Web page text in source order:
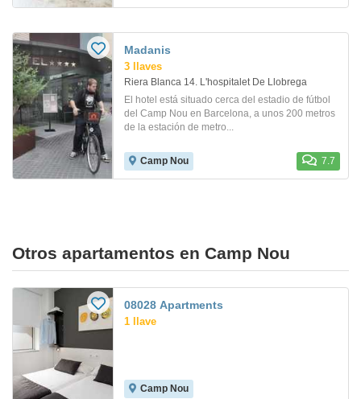
Madanis
3 llaves
Riera Blanca 14. L'hospitalet De Llobrega
El hotel está situado cerca del estadio de fútbol
del Camp Nou en Barcelona, a unos 200 metros
de la estación de metro...
Camp Nou 7.7
Otros apartamentos en Camp Nou
08028 Apartments
1 llave
Camp Nou